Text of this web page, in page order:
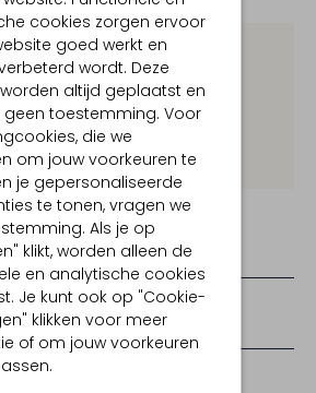
cookies zorgen ervoor
goed werkt en
wordt. Deze
altijd geplaatst en
geen toestemming. Voor
die we
om jouw voorkeuren te
je gepersonaliseerde
te tonen, vragen we
Als je op
klikt, worden alleen de
en analytische cookies
Je kunt ook op "Cookie-
klikken voor meer
of om jouw voorkeuren
vanaf € 100,-
30 dagen